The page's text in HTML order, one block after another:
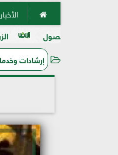
الأخبار
الزراعة والتخطيط
إرشادات